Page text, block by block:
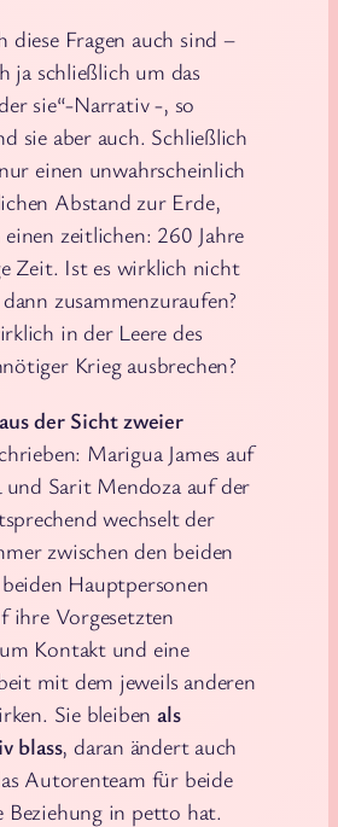
diese Fragen auch sind –
ja schließlich um das
sie“-Narrativ -, so
sie aber auch. Schließlich
einen unwahrscheinlich
Abstand zur Erde,
zeitlichen: 260 Jahre
Zeit. Ist es wirklich nicht
zusammenzuraufen?
in der Leere des
Krieg ausbrechen?
aus der Sicht zweier
Marigua James auf
Sarit Mendoza auf der
wechselt der
zwischen den beiden
Hauptpersonen
ihre Vorgesetzten
Kontakt und eine
mit dem jeweils anderen
Sie bleiben als
blass, daran ändert auch
Autorenteam für beide
Beziehung in petto hat.